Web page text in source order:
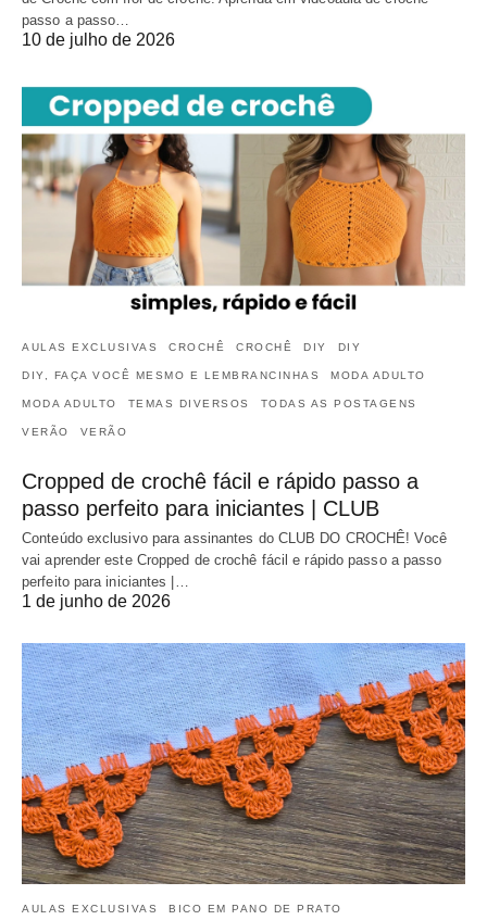
passo a passo…
10 de julho de 2026
AULAS EXCLUSIVAS CROCHÊ CROCHÊ DIY DIY
DIY, FAÇA VOCÊ MESMO E LEMBRANCINHAS MODA ADULTO
MODA ADULTO TEMAS DIVERSOS TODAS AS POSTAGENS
VERÃO VERÃO
Cropped de crochê fácil e rápido passo a
passo perfeito para iniciantes | CLUB
Conteúdo exclusivo para assinantes do CLUB DO CROCHÊ! Você
vai aprender este Cropped de crochê fácil e rápido passo a passo
perfeito para iniciantes |…
1 de junho de 2026
AULAS EXCLUSIVAS BICO EM PANO DE PRATO